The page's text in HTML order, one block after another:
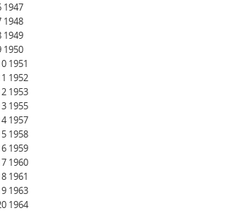
1947
1948
1949
1950
1951
1952
1953
1955
1957
1958
1959
1960
1961
1963
1964